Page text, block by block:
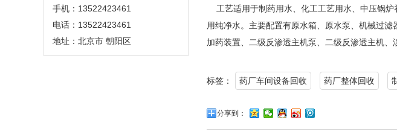
手机：13522423461
电话：13522423461
地址：北京市 朝阳区
工艺适用于制药用水、化工工艺用水、中压锅炉
用纯净水。主要配置有原水箱、原水泵、机械过
加药装置、二级反渗透主机泵、二级反渗透主机
标签： 药厂车间设备回收 药厂整体回收
分享到：